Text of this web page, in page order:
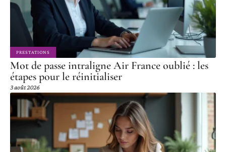
PRESTATIONS
Mot de passe intraligne Air France oublié : les
étapes pour le réinitialiser
3 août 2026